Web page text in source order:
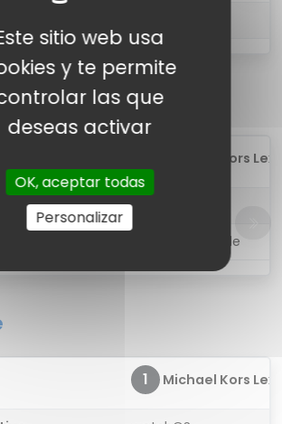
Michael Kors
Círculo
Acero inoxidable
1 Michael Kors
sitio web usa
y te permite
las que
deseas activar
OK, aceptar todas
Personalizar